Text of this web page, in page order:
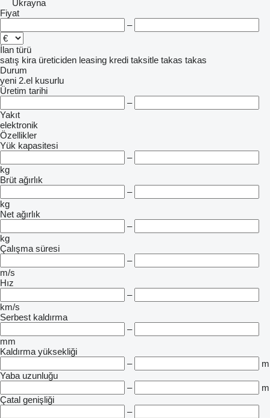
Ukrayna
Fiyat
–
İlan türü
satış kira üreticiden leasing kredi taksitle takas takas
Durum
yeni 2.el kusurlu
Üretim tarihi
–
Yakıt
elektronik
Özellikler
Yük kapasitesi
–
kg
Brüt ağırlık
–
kg
Net ağırlık
–
kg
Çalışma süresi
–
m/s
Hız
–
km/s
Serbest kaldırma
–
mm
Kaldırma yüksekliği
–
m
Yaba uzunluğu
–
m
Çatal genişliği
–